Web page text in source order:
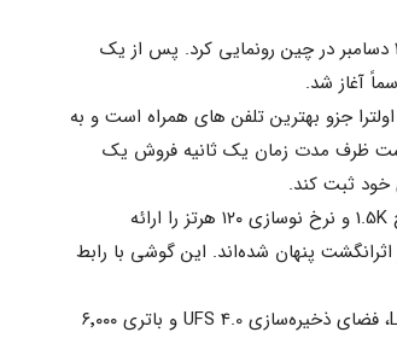
کمپانی ZTE از گوشی موبایل نوبیا Z60 اولترا خود در تاریخ ۱۹ دسامبر در چین رونمایی کرد. پس از یک
آغاز شد.
بنا به گزارش پایگاه خبری صنایع مدرن، گوشیZTE نوبیا Z60 اولترا جزو بهترین تلفن های همراه است و به
ظرف مدت زمان یک ثانیه فروش یک
صفجه نمایش نوبیا Z60 اولترا ۶٫۸ اینچی اولد است که وضوح 1.5K و نرخ نوسازی ۱۲۰ هرتز را ارائه
۱۲ مگاپیکسلی و حسگر اثر‌انگشت پنهان شده‌اند. این گوشی با رابط
نوبیا Z60 اولترا از تراشه‌ی اسنپدراگون ۸ نسل ۳، رم LPDDR5x، فضای ذخیره‌سازی UFS 4.0 و باتری ۶٬۰۰۰